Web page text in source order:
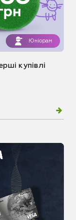
Юніорам
купівлі